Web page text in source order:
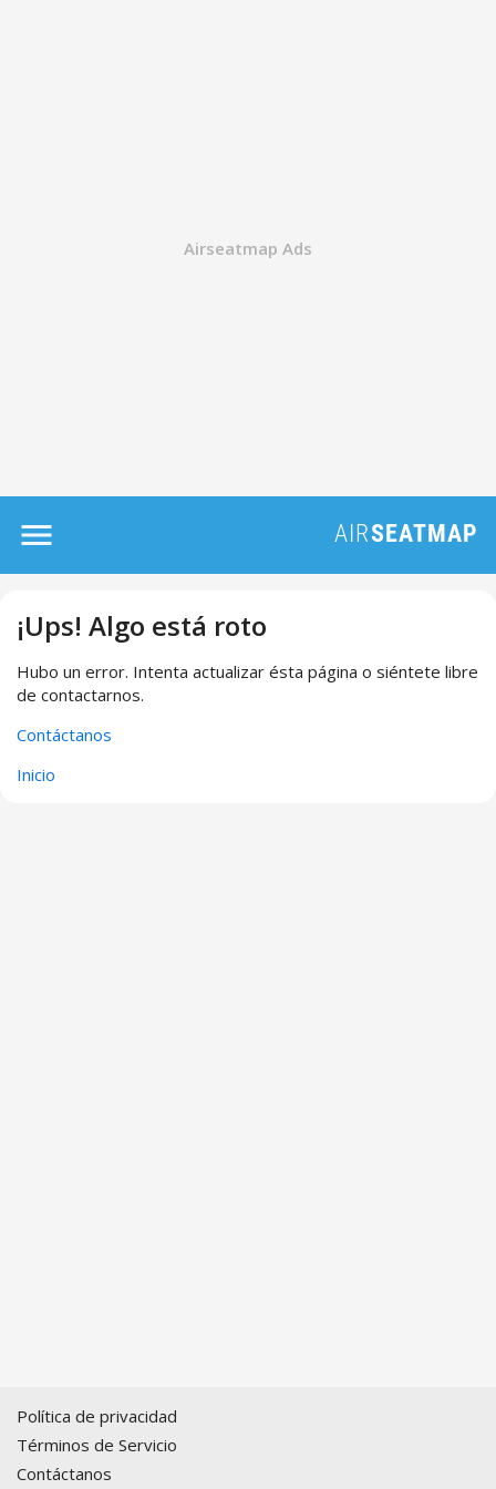
¡Ups! Algo está roto
Hubo un error. Intenta actualizar ésta página o siéntete libre
de contactarnos.
Contáctanos
Inicio
Política de privacidad
Términos de Servicio
Contáctanos